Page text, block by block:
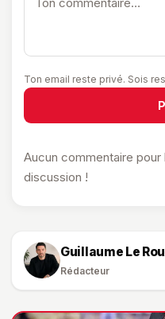
Ton email reste privé. Sois
Aucun commentaire
discussion !
Guillaume Le
Rédacteur